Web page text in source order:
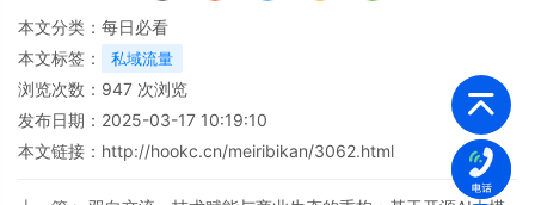
本文分类： 每日必看
本文标签：
私域流量
浏览次数： 947 次浏览
发布日期：2025-03-17 10:19:10
本文链接： http://hookc.cn/meiribikan/3062.html